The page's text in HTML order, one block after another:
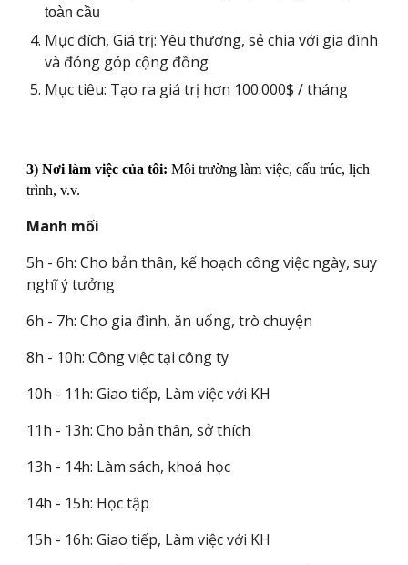
toàn cầu
Mục đích, Giá trị: Yêu thương, sẻ chia với gia đình
và đóng góp cộng đồng
Mục tiêu: Tạo ra giá trị hơn 100.000$ / tháng
3) Nơi làm việc của tôi:Môi trường làm việc, cấu trúc, lịch
trình, v.v.
Manh mối
5h - 6h: Cho bản thân, kế hoạch công việc ngày, suy
nghĩ ý tưởng
6h - 7h: Cho gia đình, ăn uống, trò chuyện
8h - 10h: Công việc tại công ty
10h - 11h: Giao tiếp, Làm việc với KH
11h - 13h: Cho bản thân, sở thích
13h - 14h: Làm sách, khoá học
14h - 15h: Học tập
15h - 16h: Giao tiếp, Làm việc với KH